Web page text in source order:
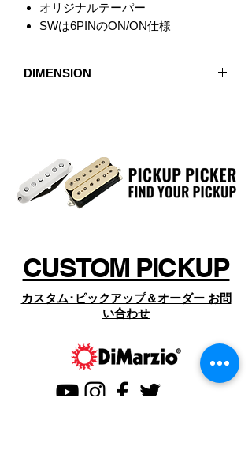
オリジナルテーパー
SWは6PINのON/ON仕様
DIMENSION
CUSTOM PICKUP
カスタム･ピックアップ＆オーダー お問
い合わせ